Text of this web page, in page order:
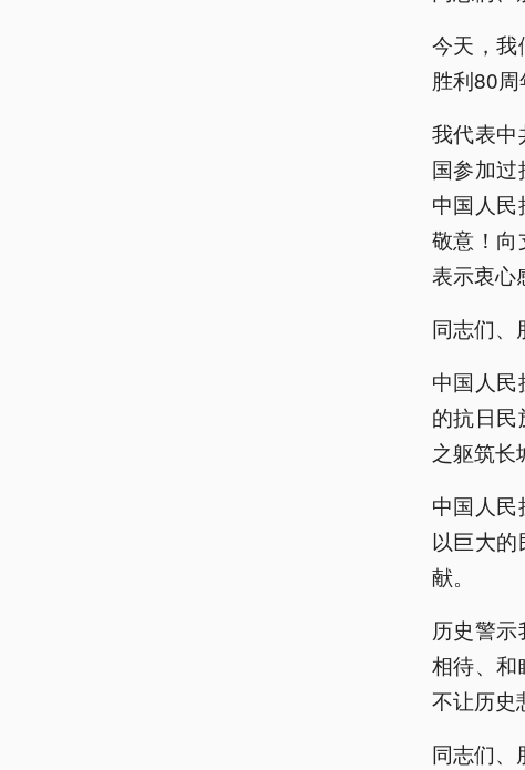
今天，
胜利80
我代表中
国参加
中国人
敬意！向
表示衷心
同志们、
中国人
的抗日
之躯筑长
中国人
以巨大
献。
历史警
相待、和
不让历史
同志们、